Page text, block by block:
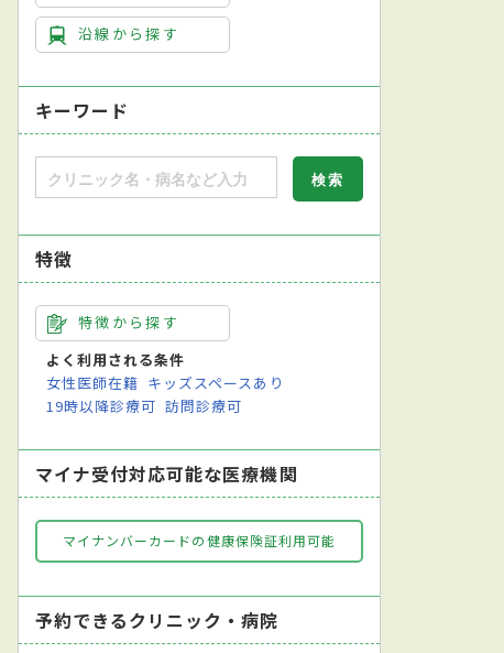
日本消化器病学会消化器病専門医
直腸診 内視鏡検査 尿検査
沿線から探す
キーワード
特徴
特徴から探す
よく利用される条件
女性医師在籍 キッズスペースあり
19時以降診療可 訪問診療可
マイナ受付対応可能な医療機関
マイナンバーカードの健康保険証利用可能
予約できるクリニック・病院